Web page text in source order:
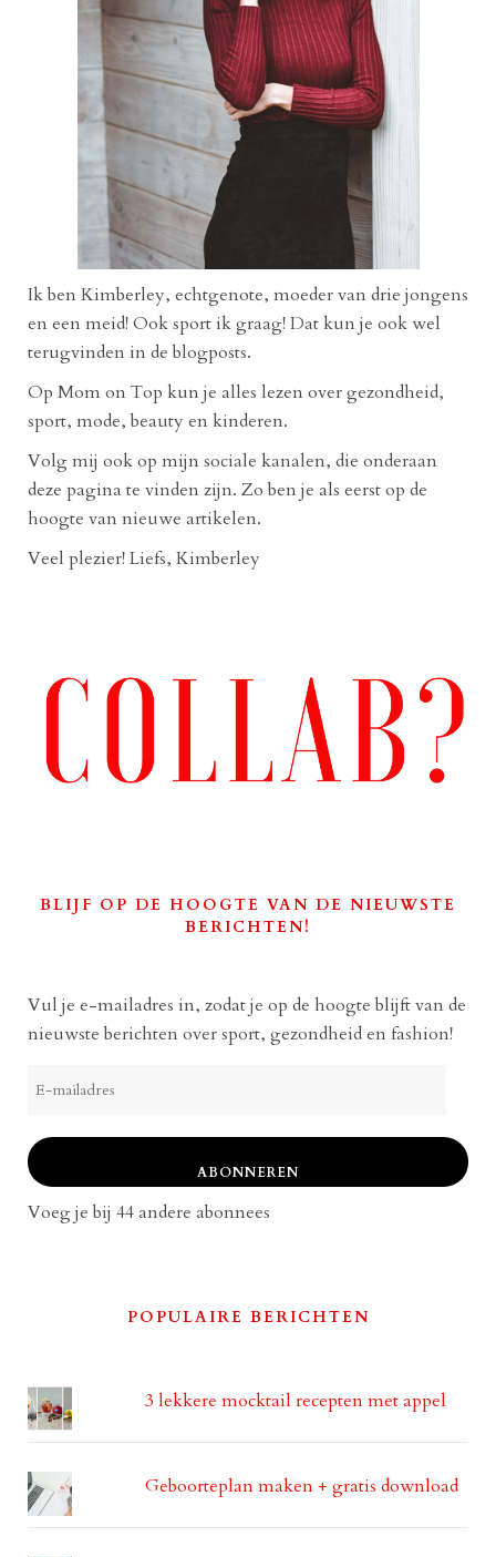
Ik ben Kimberley, echtgenote, moeder van drie jongens
en een meid! Ook sport ik graag! Dat kun je ook wel
terugvinden in de blogposts.
Op Mom on Top kun je alles lezen over gezondheid,
sport, mode, beauty en kinderen.
Volg mij ook op mijn sociale kanalen, die onderaan
deze pagina te vinden zijn. Zo ben je als eerst op de
hoogte van nieuwe artikelen.
Veel plezier! Liefs, Kimberley
BLIJF OP DE HOOGTE VAN DE NIEUWSTE
BERICHTEN!
Vul je e-mailadres in, zodat je op de hoogte blijft van de
nieuwste berichten over sport, gezondheid en fashion!
mailadres
ABONNEREN
Voeg je bij 44 andere abonnees
POPULAIRE BERICHTEN
3 lekkere mocktail recepten met appel
Geboorteplan maken + gratis download